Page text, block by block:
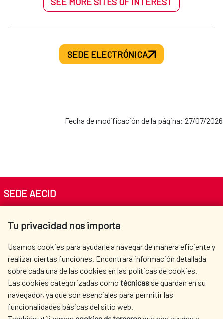
SEE MORE SITES OF INTEREST
SEDE ELECTRÓNICA
Fecha de modificación de la página: 27/07/2026
Tu privacidad nos importa
Usamos cookies para ayudarle a navegar de manera eficiente y
realizar ciertas funciones. Encontrará información detallada
sobre cada una de las cookies en las políticas de cookies.
Las cookies categorizadas como técnicas se guardan en su
navegador, ya que son esenciales para permitir las
funcionalidades básicas del sitio web.
SEDE AECID
Tel. +34 900 20 30 54​​​​​​​
AECID
WHERE DO WE COOPERATE?
SPANISH HUMANITARIAN
ACTION
PRESS ROOM